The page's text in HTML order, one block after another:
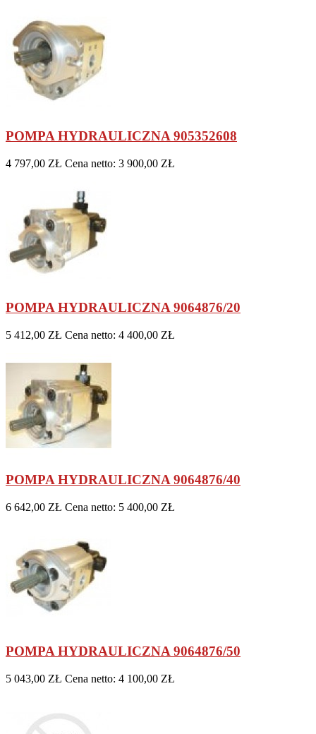
POMPA HYDRAULICZNA 905352608
4 797,00 ZŁ Cena netto: 3 900,00 ZŁ
POMPA HYDRAULICZNA 9064876/20
5 412,00 ZŁ Cena netto: 4 400,00 ZŁ
POMPA HYDRAULICZNA 9064876/40
6 642,00 ZŁ Cena netto: 5 400,00 ZŁ
POMPA HYDRAULICZNA 9064876/50
5 043,00 ZŁ Cena netto: 4 100,00 ZŁ